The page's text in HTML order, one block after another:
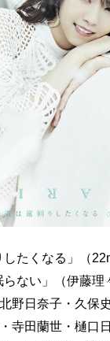
たくなる」（
ない」（伊藤理
野日奈子・久保
寺田蘭世・樋口